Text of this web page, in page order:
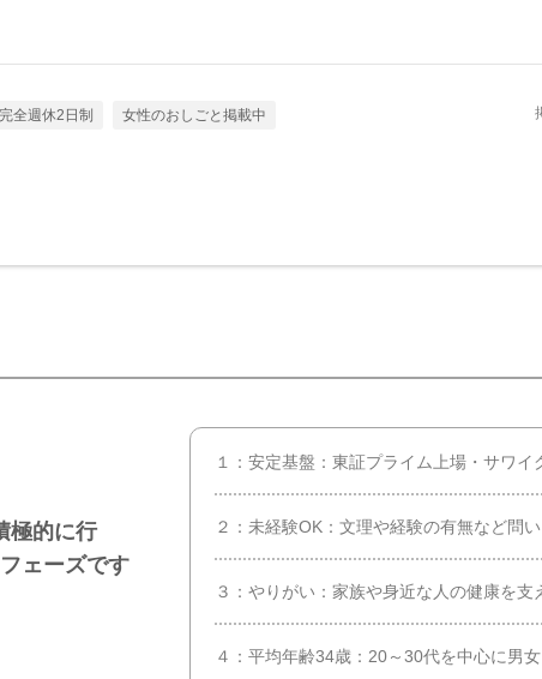
完全週休2日制 女性のおしごと掲載中
極的に行
ェーズです
１：安定基盤：東証プライム上場・サワイ
２：未経験OK：文理や経験の有無など問い
３：やりがい：家族や身近な人の健康を支
４：平均年齢34歳：20～30代を中心に男